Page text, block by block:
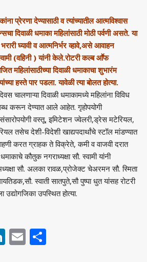
प्रेरणा देण्यासाठी व त्यांच्यातील आत्मविश्वास
दिवाळी धमाका महिलांसाठी मोठी पर्वणी असते. या
भरारी घ्यावी व आत्मनिर्भर व्हावे,असे आवाहन
(वहिनी ) यांनी केले.रोटरी कल्ब आॕफ
महिलांसाठीच्या दिवाळी धमाकाचा शुभारंम
हस्ते पार पडला. यावेळी त्या बोलत होत्या.
चालणाऱ्या दिवाळी धमाकामध्ये महिलांना विविध
करून देण्यात आले आहेत. गृहोपयोगी
वस्तू, इमिटेशन ज्वेलरी,ड्रेस मटेरियल,
तसेच देशी-विदेशी खाद्यपदार्थांचे स्टॉल मांडण्यात
करत ग्राहक ते विक्रेते, कमी व वाजवी दरात
कौतुक नगराध्यक्षा सौ. स्वामी यांनी
सौ. अलका रावळ,प्रोजेक्ट चेअरमन सौ. स्मिता
स्वाती सातपुते,सौ पुष्पा धुत यांसह रोटरी
उपस्थित होत्या.
LinkedIn
Email